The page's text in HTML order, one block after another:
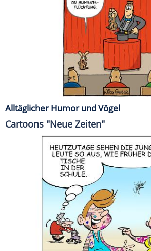
Alltäglicher Humor und Vögel
Cartoons "Neue Zeiten"